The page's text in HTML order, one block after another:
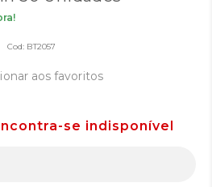
Cod: BT2057
aos favoritos